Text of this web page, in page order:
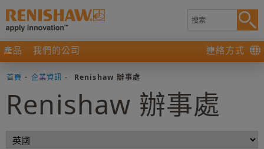
產品 我們的公司 連絡方式
首頁 - 企業資訊 - Renishaw 辦事處
Renishaw 辦事處